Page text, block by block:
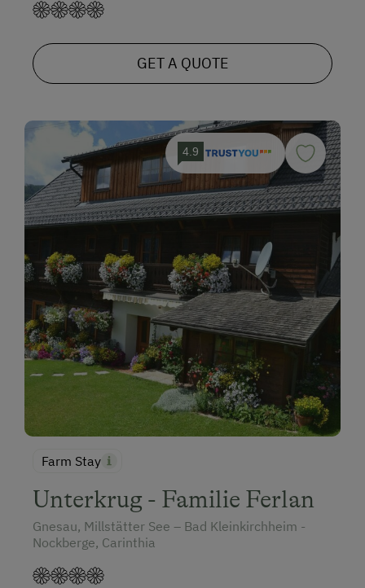
GET A QUOTE
4.9
Farm Stay
Unterkrug - Familie Ferlan
Gnesau, Millstätter See – Bad Kleinkirchheim -
Nockberge, Carinthia